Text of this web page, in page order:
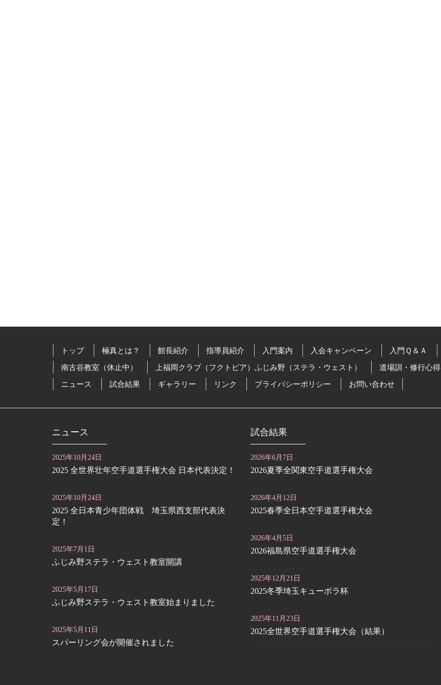
トップ 極真とは？ 館長紹介 指導員紹介 入門案内 入会キャンペーン 入門Ｑ＆Ａ
南古谷教室（休止中）
上福岡クラブ（フクトピア）ふじみ野（ステラ・ウェスト） 道場訓・修行心得
ニュース
試合結果 ギャラリー リンク プライバシーポリシー お問い合わせ
ニュース
2025年10月24日
2025 全世界壮年空手道選手権大会 日本代表決定！
2025年10月24日
2025 全日本青少年団体戦 埼玉県西支部代表決
定！
2025年7月1日
ふじみ野ステラ・ウェスト教室開講
2025年5月17日
ふじみ野ステラ・ウェスト教室始まりました
2025年5月11日
スパーリング会が開催されました
試合結果
2026年6月7日
2026夏季全関東空手道選手権大会
2026年4月12日
2025春季全日本空手道選手権大会
2026年4月5日
2026福島県空手道選手権大会
2025年12月21日
2025冬季埼玉キューポラ杯
2025年11月23日
2025全世界空手道選手権大会（結果）